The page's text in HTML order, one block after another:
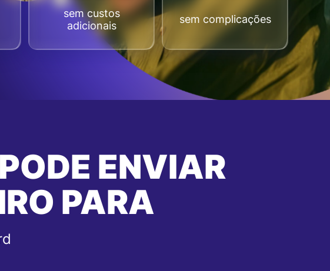
sem custos
adicionais
sem complicações
ENVIAR
PARA